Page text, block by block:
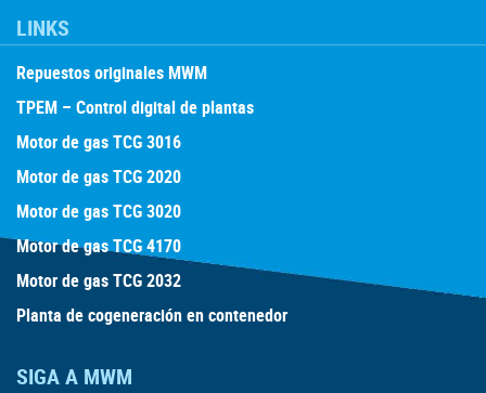
LINKS
Repuestos originales MWM
TPEM – Control digital de plantas
Motor de gas TCG 3016
Motor de gas TCG 2020
Motor de gas TCG 3020
Motor de gas TCG 4170
Motor de gas TCG 2032
Planta de cogeneración en contenedor
SIGA A MWM